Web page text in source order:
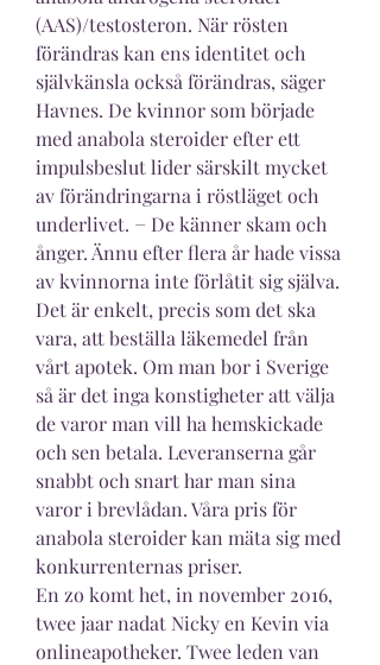
(AAS)/testosteron. När rösten
förändras kan ens identitet och
självkänsla också förändras, säger
Havnes. De kvinnor som började
med anabola steroider efter ett
impulsbeslut lider särskilt mycket
av förändringarna i röstläget och
underlivet. − De känner skam och
ånger. Ännu efter flera år hade vissa
av kvinnorna inte förlåtit sig själva.
Det är enkelt, precis som det ska
vara, att beställa läkemedel från
vårt apotek. Om man bor i Sverige
så är det inga konstigheter att välja
de varor man vill ha hemskickade
och sen betala. Leveranserna går
snabbt och snart har man sina
varor i brevlådan. Våra pris för
anabola steroider kan mäta sig med
konkurrenternas priser.
En zo komt het, in november 2016,
twee jaar nadat Nicky en Kevin via
onlineapotheker. Twee leden van